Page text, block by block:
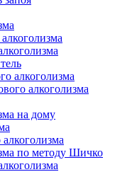
алкоголизма
алкоголизма
на дому
по методу Шичко